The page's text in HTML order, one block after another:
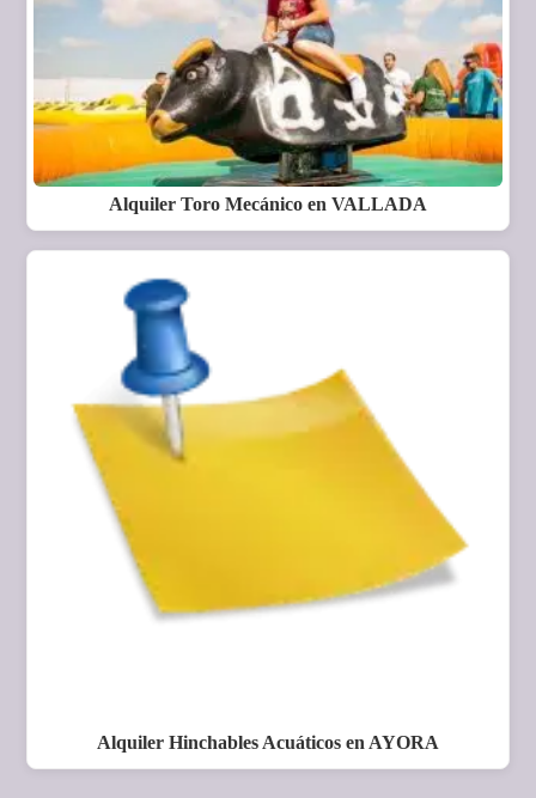
Alquiler Toro Mecánico en VALLADA
Alquiler Hinchables Acuáticos en AYORA